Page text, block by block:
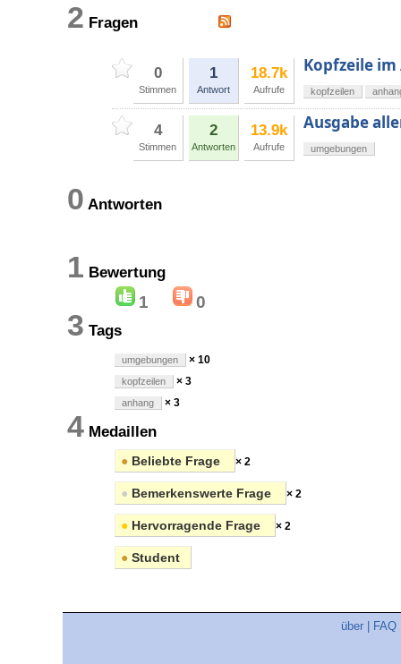
2 Fragen
0
Stimmen
1
Antwort
18.7k
Aufrufe
Kopfzeile
kopfzeilen
4
Stimmen
2
Antworten
13.9k
Aufrufe
Ausgabe
umgebungen
0 Antworten
1 Bewertung
1 0
3 Tags
umgebungen × 10
kopfzeilen × 3
anhang × 3
4 Medaillen
● Beliebte Frage × 2
● Bemerkenswerte Frage × 2
● Hervorragende Frage × 2
● Student
über FAQ